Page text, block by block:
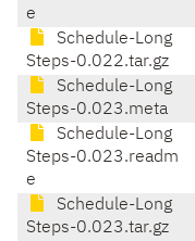
e
Schedule-Long
Steps-0.022.tar.gz
Schedule-Long
Steps-0.023.meta
Schedule-Long
Steps-0.023.readm
e
Schedule-Long
Steps-0.023.tar.gz